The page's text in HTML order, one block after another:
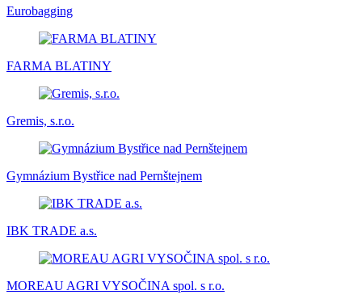
Eurobagging
FARMA BLATINY
Gremis, s.r.o.
Gymnázium Bystřice nad Pernštejnem
IBK TRADE a.s.
MOREAU AGRI VYSOČINA spol. s r.o.